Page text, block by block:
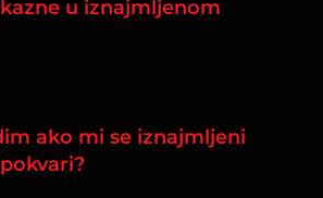
u iznajmljenom
ako mi se iznajmljeni